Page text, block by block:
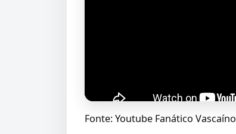
Fonte: Youtube Fanático Vascaíno